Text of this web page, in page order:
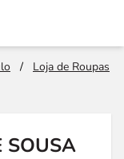
/
Loja de Roupas
SOUSA